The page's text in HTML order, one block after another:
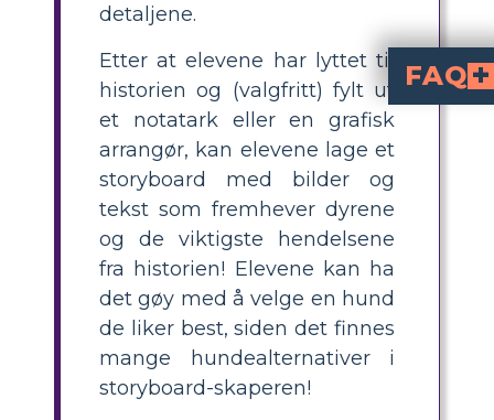
detaljene.
Etter at elevene har lyttet til
historien og (valgfritt) fylt ut
et notatark eller en grafisk
arrangør, kan elevene lage et
storyboard med bilder og
tekst som fremhever dyrene
og de viktigste hendelsene
fra historien! Elevene kan ha
det gøy med å velge en hund
de liker best, siden det finnes
mange hundealternativer i
storyboard-skaperen!
FAQ